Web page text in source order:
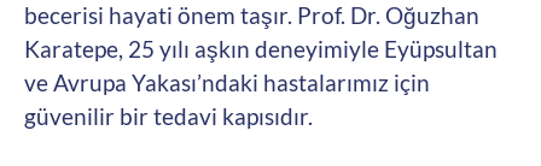
becerisi hayati önem taşır. Prof. Dr. Oğuzhan
Karatepe, 25 yılı aşkın deneyimiyle Eyüpsultan
ve Avrupa Yakası’ndaki hastalarımız için
güvenilir bir tedavi kapısıdır.